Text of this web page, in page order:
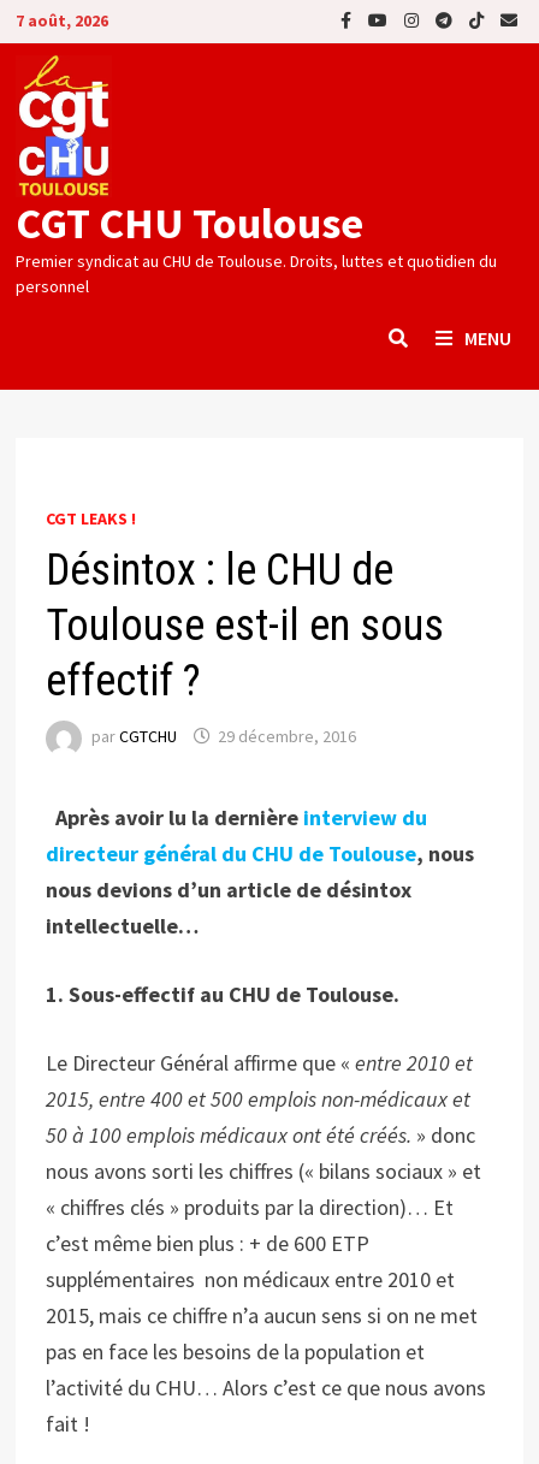
Passer
au
contenu
7 août, 2026
CGT CHU Toulouse
Premier syndicat au CHU de Toulouse. Droits, luttes et quotidien du
personnel
MENU
CGT LEAKS !
Désintox : le CHU de
Toulouse est-il en sous
effectif ?
parCGTCHU 29 décembre, 2016
Après avoir lu la dernière interview du
directeur général du CHU de Toulouse, nous
nous devions d’un article de désintox
intellectuelle…
1. Sous-effectif au CHU de Toulouse.
Le Directeur Général affirme que «entre 2010 et
2015, entre 400 et 500 emplois non-médicaux et
50 à 100 emplois médicaux ont été créés. » donc
nous avons sorti les chiffres (« bilans sociaux » et
« chiffres clés » produits par la direction)… Et
c’est même bien plus : + de 600 ETP
supplémentaires non médicaux entre 2010 et
2015, mais ce chiffre n’a aucun sens si on ne met
pas en face les besoins de la population et
l’activité du CHU… Alors c’est ce que nous avons
fait !